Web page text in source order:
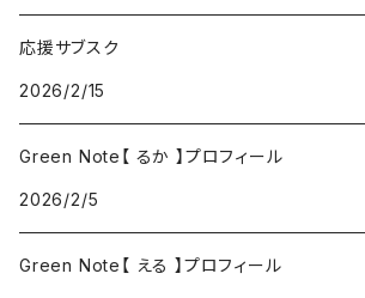
5000
応援サブスク
2026/2/15
Green Note【 るか 】プロフィール
2026/2/5
Green Note【 える 】プロフィール